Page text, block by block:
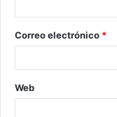
Correo electrónico *
Web